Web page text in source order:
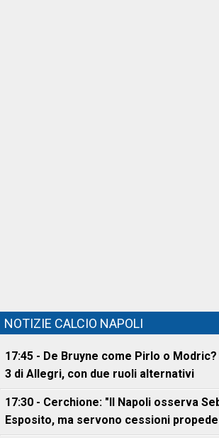
NOTIZIE CALCIO NAPOLI
17:45 - De Bruyne come Pirlo o
3 di Allegri, con due ruoli alternativi
17:30 - Cerchione: "Il Napoli osserva
Esposito, ma servono cessioni